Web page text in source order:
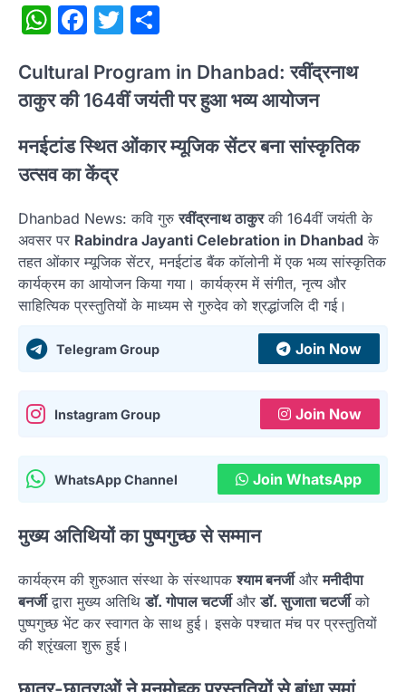
WhatsApp
Facebook
Twitter
Cultural Program in Dhanbad: रवींद्रनाथ
ठाकुर की 164वीं जयंती पर हुआ भव्य आयोजन
मनईटांड स्थित ओंकार म्यूजिक सेंटर बना सांस्कृतिक
उत्सव का केंद्र
Dhanbad News: कवि गुरुरवींद्रनाथ ठाकुरकी 164वीं जयंती के
अवसर पर Rabindra Jayanti Celebration in Dhanbad के
तहत ओंकार म्यूजिक सेंटर, मनईटांड बैंक कॉलोनी में एक भव्य सांस्कृतिक
कार्यक्रम का आयोजन किया गया। कार्यक्रम में संगीत, नृत्य और
साहित्यिक प्रस्तुतियों के माध्यम से गुरुदेव को श्रद्धांजलि दी गई।
Telegram Group Join Now
Instagram Group Join Now
WhatsApp Channel Join WhatsApp
मुख्य अतिथियों का पुष्पगुच्छ से सम्मान
कार्यक्रम की शुरुआत संस्था के संस्थापकश्याम बनर्जीऔरमनीदीपा
बनर्जीद्वारा मुख्य अतिथिडॉ. गोपाल चटर्जीऔरडॉ. सुजाता चटर्जीको
पुष्पगुच्छ भेंट कर स्वागत के साथ हुई। इसके पश्चात मंच पर प्रस्तुतियों
की श्रृंखला शुरू हुई।